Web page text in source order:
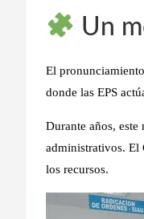
Un
El
donde las EPS
Durante años, este
administrativos. El
los recursos.